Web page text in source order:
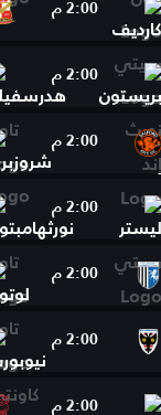
2:00 م
2:00 م
2:00 م
2:00 م
2:00 م
2:00 م
2:00 م